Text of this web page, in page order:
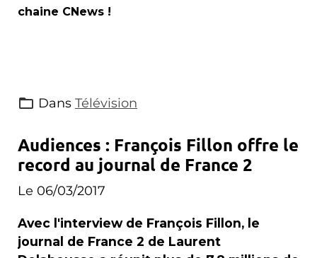
chaine CNews !
Dans Télévision
Audiences : François Fillon offre le
record au journal de France 2
Le 06/03/2017
Avec l'interview de François Fillon, le
journal de France 2 de Laurent